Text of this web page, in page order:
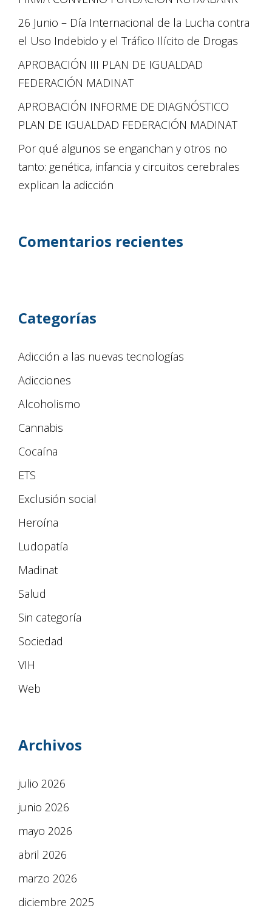
26 Junio – Día Internacional de la Lucha contra
el Uso Indebido y el Tráfico Ilícito de Drogas
APROBACIÓN III PLAN DE IGUALDAD
FEDERACIÓN MADINAT
APROBACIÓN INFORME DE DIAGNÓSTICO
PLAN DE IGUALDAD FEDERACIÓN MADINAT
Por qué algunos se enganchan y otros no
tanto: genética, infancia y circuitos cerebrales
explican la adicción
Comentarios recientes
Categorías
Adicción a las nuevas tecnologías
Adicciones
Alcoholismo
Cannabis
Cocaína
ETS
Exclusión social
Heroína
Ludopatía
Madinat
Salud
Sin categoría
Sociedad
VIH
Web
Archivos
julio 2026
junio 2026
mayo 2026
abril 2026
marzo 2026
diciembre 2025